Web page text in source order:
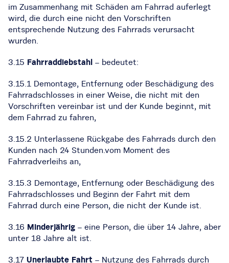
im Zusammenhang mit Schäden am Fahrrad auferlegt
wird, die durch eine nicht den Vorschriften
entsprechende Nutzung des Fahrrads verursacht
wurden.
3.15 Fahrraddiebstahl – bedeutet:
3.15.1 Demontage, Entfernung oder Beschädigung des
Fahrradschlosses in einer Weise, die nicht mit den
Vorschriften vereinbar ist und der Kunde beginnt, mit
dem Fahrrad zu fahren,
3.15.2 Unterlassene Rückgabe des Fahrrads durch den
Kunden nach 24 Stunden.vom Moment des
Fahrradverleihs an,
3.15.3 Demontage, Entfernung oder Beschädigung des
Fahrradschlosses und Beginn der Fahrt mit dem
Fahrrad durch eine Person, die nicht der Kunde ist.
3.16 Minderjährig – eine Person, die über 14 Jahre, aber
unter 18 Jahre alt ist.
3.17 Unerlaubte Fahrt – Nutzung des Fahrrads durch